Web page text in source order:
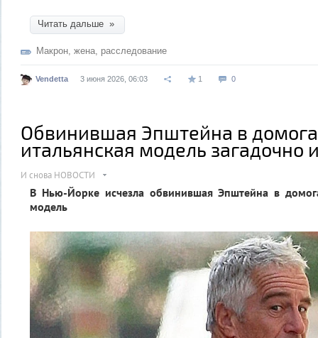
Читать дальше »
Макрон, жена, расследование
Vendetta 3 июня 2026, 06:03 1 0
Обвинившая Эпштейна в
итальянская модель загадочно
И снова НОВОСТИ
В Нью-Йорке исчезла обвинившая Эпштейна в
модель